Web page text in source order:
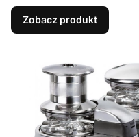
Zobacz produkt